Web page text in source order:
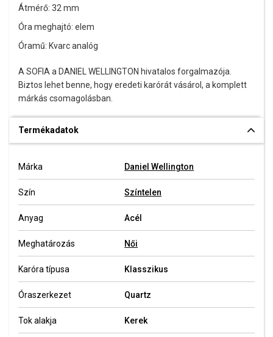
Átmérő: 32 mm
Óra meghajtó: elem
Óramű: Kvarc analóg
A SOFIA a DANIEL WELLINGTON hivatalos forgalmazója.
Biztos lehet benne, hogy eredeti karórát vásárol, a komplett
márkás csomagolásban.
Termékadatok
Márka Daniel Wellington
Szín Színtelen
Anyag Acél
Meghatározás Női
Karóra típusa Klasszikus
Óraszerkezet Quartz
Tok alakja Kerek